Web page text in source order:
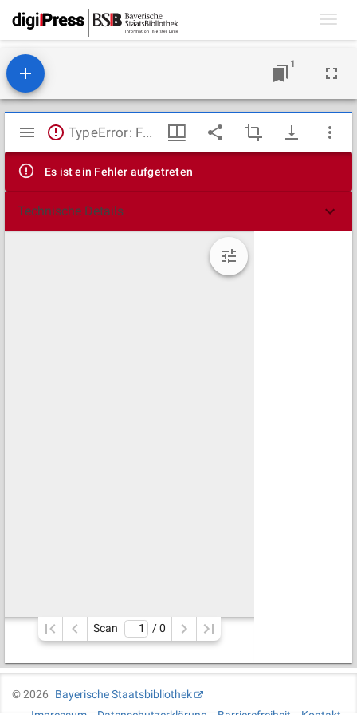
1
Mirador
Viewer
TypeError: Failed to fetch
Es ist ein Fehler aufgetreten
Technische Details
Scan / 0
©2026
Bayerische Staatsbibliothek